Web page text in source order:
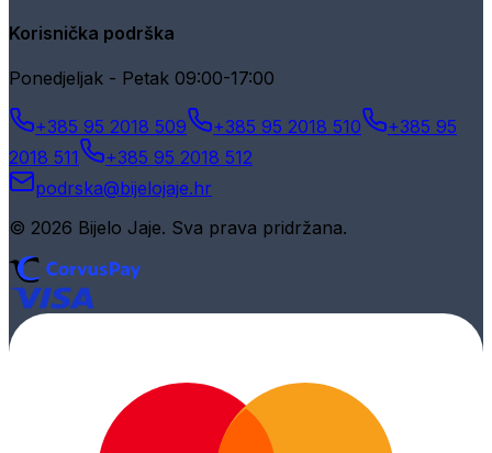
Korisnička podrška
Ponedjeljak - Petak 09:00-17:00
+385 95 2018 509 +385 95 2018 510
+385 95
2018 511
+385 95 2018 512
podrska@bijelojaje.hr
© 2026 Bijelo Jaje. Sva prava pridržana.